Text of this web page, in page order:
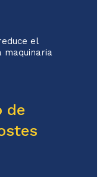
el
maquinaria
de